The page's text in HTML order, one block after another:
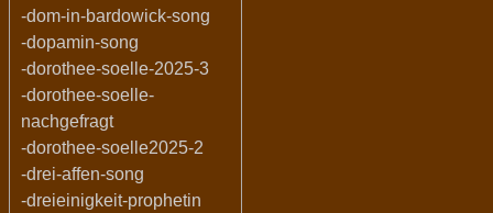
-dom-in-bardowick-song
-dopamin-song
-dorothee-soelle-2025-3
-dorothee-soelle-
nachgefragt
-dorothee-soelle2025-2
-drei-affen-song
-dreieinigkeit-prophetin